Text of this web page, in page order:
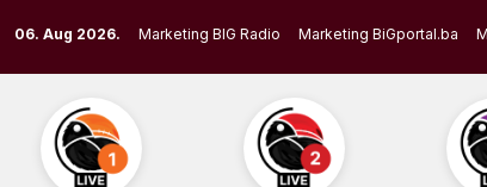
to
content
06. Aug 2026. Marketing BIG Radio Marketing BiGportal.ba